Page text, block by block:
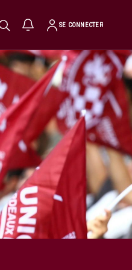
SE CONNECTER